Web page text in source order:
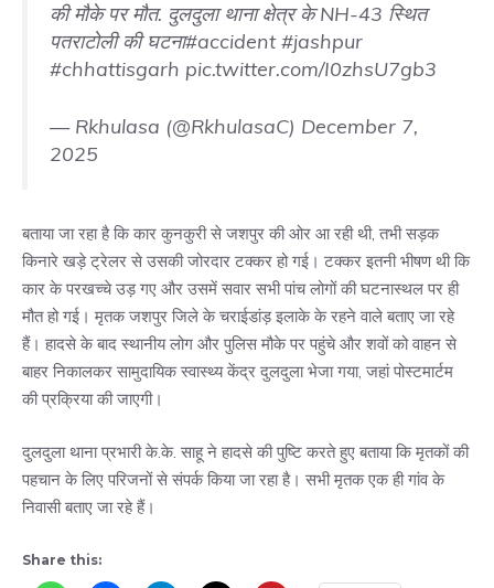
की मौके पर मौत. दुलदुला थाना क्षेत्र के NH-43 स्थित
पतराटोली की घटना#accident #jashpur
#chhattisgarh pic.twitter.com/I0zhsU7gb3
— Rkhulasa (@RkhulasaC) December 7,
2025
बताया जा रहा है कि कार कुनकुरी से जशपुर की ओर आ रही थी, तभी सड़क
किनारे खड़े ट्रेलर से उसकी जोरदार टक्कर हो गई। टक्कर इतनी भीषण थी कि
कार के परखच्चे उड़ गए और उसमें सवार सभी पांच लोगों की घटनास्थल पर ही
मौत हो गई। मृतक जशपुर जिले के चराईडांड़ इलाके के रहने वाले बताए जा रहे
हैं। हादसे के बाद स्थानीय लोग और पुलिस मौके पर पहुंचे और शवों को वाहन से
बाहर निकालकर सामुदायिक स्वास्थ्य केंद्र दुलदुला भेजा गया, जहां पोस्टमार्टम
की प्रक्रिया की जाएगी।
दुलदुला थाना प्रभारी के.के. साहू ने हादसे की पुष्टि करते हुए बताया कि मृतकों की
पहचान के लिए परिजनों से संपर्क किया जा रहा है। सभी मृतक एक ही गांव के
निवासी बताए जा रहे हैं।
Share this: